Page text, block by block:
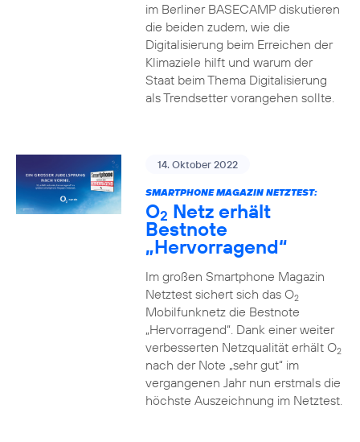
im Berliner BASECAMP diskutieren
die beiden zudem, wie die
Digitalisierung beim Erreichen der
Klimaziele hilft und warum der
Staat beim Thema Digitalisierung
als Trendsetter vorangehen sollte.
14. Oktober 2022
SMARTPHONE MAGAZIN NETZTEST:
O2 Netz erhält
Bestnote
„Hervorragend“
Im großen Smartphone Magazin
Netztest sichert sich das O2
Mobilfunknetz die Bestnote
„Hervorragend“. Dank einer weiter
verbesserten Netzqualität erhält O2
nach der Note „sehr gut“ im
vergangenen Jahr nun erstmals die
höchste Auszeichnung im Netztest.